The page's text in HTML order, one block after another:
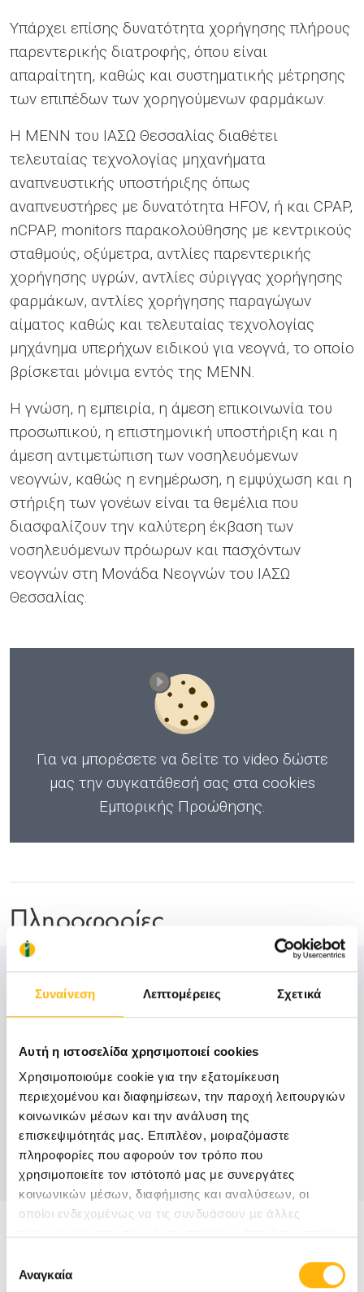
Συναίνεση Λεπτομέρειες Σχετικά
Αυτή η ιστοσελίδα χρησιμοποιεί cookies
Χρησιμοποιούμε cookie για την εξατομίκευση
περιεχομένου και διαφημίσεων, την παροχή λειτουργιών
κοινωνικών μέσων και την ανάλυση της
επισκεψιμότητάς μας. Επιπλέον, μοιραζόμαστε
πληροφορίες που αφορούν τον τρόπο που
χρησιμοποιείτε τον ιστότοπό μας με συνεργάτες
κοινωνικών μέσων, διαφήμισης και αναλύσεων, οι
οποίοι ενδεχομένως να τις συνδυάσουν με άλλες
των υπηρεσιών τους.
συγκατάθεσης
Αναγκαία
Υπάρχει επίσης δυνατότητα χορήγησης πλήρους
παρεντερικής διατροφής, όπου είναι
απαραίτητη, καθώς και συστηματικής μέτρησης
των επιπέδων των χορηγούμενων φαρμάκων.
Η ΜΕΝΝ του ΙΑΣΩ Θεσσαλίας διαθέτει
τελευταίας τεχνολογίας μηχανήματα
αναπνευστικής υποστήριξης όπως
αναπνευστήρες με δυνατότητα HFOV, ή και CPAP,
nCPAP, monitors παρακολούθησης με κεντρικούς
σταθμούς, oξύμετρα, αντλίες παρεντερικής
χορήγησης υγρών, αντλίες σύριγγας χορήγησης
φαρμάκων, αντλίες χορήγησης παραγώγων
αίματος καθώς και τελευταίας τεχνολογίας
μηχάνημα υπερήχων ειδικού για νεογνά, το οποίο
βρίσκεται μόνιμα εντός της ΜΕΝΝ.
Η γνώση, η εμπειρία, η άμεση επικοινωνία του
προσωπικού, η επιστημονική υποστήριξη και η
άμεση αντιμετώπιση των νοσηλευόμενων
νεογνών, καθώς η ενημέρωση, η εμψύχωση και η
στήριξη των γονέων είναι τα θεμέλια που
διασφαλίζουν την καλύτερη έκβαση των
νοσηλευόμενων πρόωρων και πασχόντων
νεογνών στη Μονάδα Νεογνών του ΙΑΣΩ
Θεσσαλίας.
Για να μπορέσετε να δείτε το video δώστε
μας την συγκατάθεσή σας στα cookies
Εμπορικής Προώθησης.
Πληροφορίες
Τηλέφωνα επικοινωνίας:
Ώρες Λειτουργίας:
Καθημερινά όλο το 24ωρο
Email:
menn.thessalias@iaso.gr